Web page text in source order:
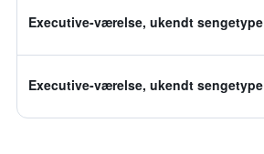
Executive-værelse, ukendt sengetype
Executive-værelse, ukendt sengetype